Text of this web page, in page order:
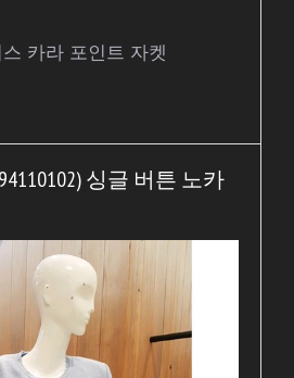
카라 포인트 자켓
싱글 버튼 노카